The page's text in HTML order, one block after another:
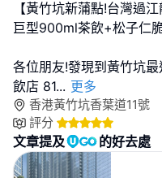
【黃竹坑新蒲點!台灣過江
巨型900ml茶飲+松子仁
各位朋友!發現到黃竹坑
飲店 81... 更多
香港黃竹坑香葉道11號
評分
文章提及 的好去處